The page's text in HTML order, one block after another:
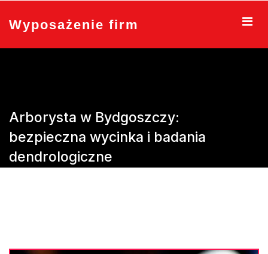
content
Wyposażenie firm
Arborysta w Bydgoszczy:
bezpieczna wycinka i badania
dendrologiczne